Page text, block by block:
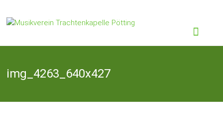
content
Musikverein
Trachtenkapelle
Pötting
img_4263_640x427